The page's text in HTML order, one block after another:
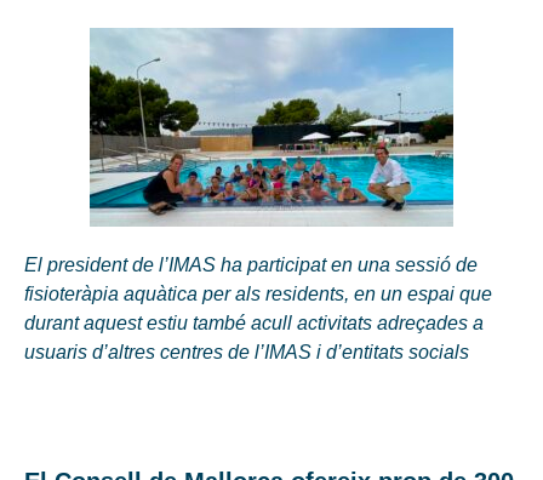
El president de l’IMAS ha participat en una sessió de
fisioteràpia aquàtica per als residents, en un espai que
durant aquest estiu també acull activitats adreçades a
usuaris d’altres centres de l’IMAS i d’entitats socials